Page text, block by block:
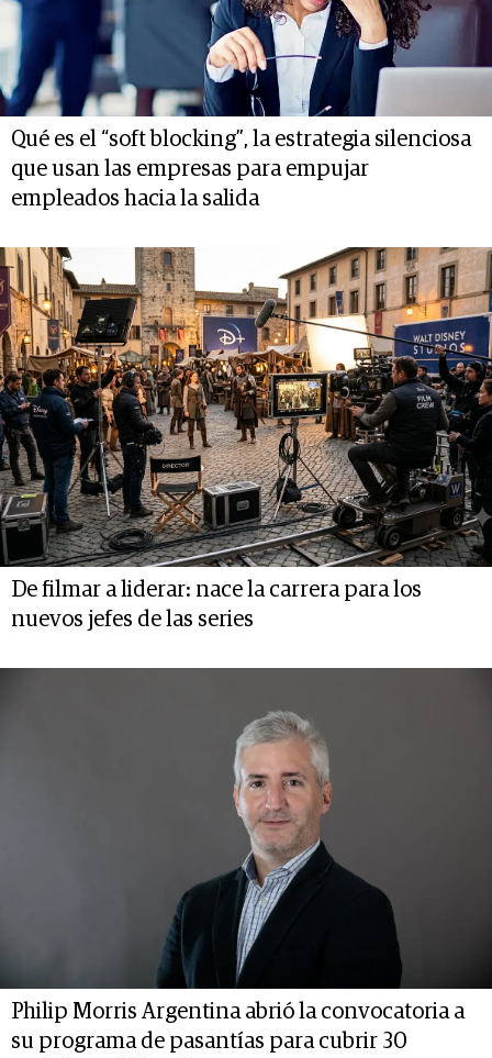
Qué es el “soft blocking”, la estrategia silenciosa
que usan las empresas para empujar
empleados hacia la salida
De filmar a liderar: nace la carrera para los
nuevos jefes de las series
Philip Morris Argentina abrió la convocatoria a
su programa de pasantías para cubrir 30